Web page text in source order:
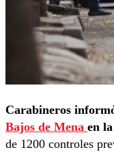
Carabineros
Bajos de Mena en
de 1200 controles